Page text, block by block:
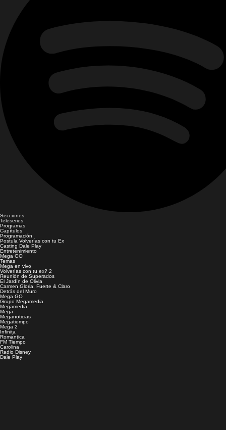
Secciones
Teleseries
Programas
Capítulos
Programación
Postula Volverías con tu Ex
Casting Dale Play
Entretenimiento
Mega GO
Temas
Mega en vivo
Volverías con tu ex? 2
Reunión de Superados
El Jardín de Olivia
Carmen Gloria, Fuerte & Claro
Detrás del Muro
Mega GO
Grupo Megamedia
Megamedia
Mega
Meganoticias
Megatiempo
Mega 2
Infinita
Romántica
FM Tiempo
Carolina
Radio Disney
Dale Play